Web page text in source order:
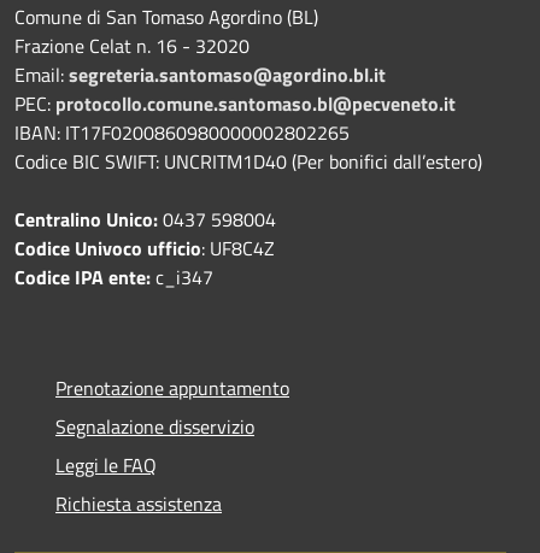
Comune di San Tomaso Agordino (BL)
Frazione Celat n. 16 - 32020
Email:segreteria.santomaso@agordino.bl.it
PEC: protocollo.comune.santomaso.bl@pecveneto.it
IBAN: IT17F0200860980000002802265
Codice BIC SWIFT: UNCRITM1D40 (Per bonifici dall’estero)
Centralino Unico:0437 598004
Codice Univoco ufficio: UF8C4Z
Codice IPA ente:c_i347
Prenotazione appuntamento
Segnalazione disservizio
Leggi le FAQ
Richiesta assistenza